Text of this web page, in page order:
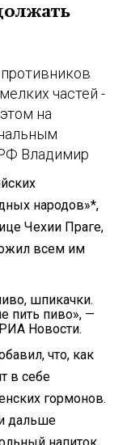
частей -
на
Владимир
народов»*,
Чехии Праге,
всем им
шпикачки.
пить пиво», —
Новости.
что, как
в себе
гормонов.
дальше